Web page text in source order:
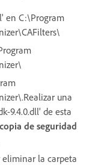
en C:\Program
una
9.4.0.dll' de esta
de seguridad
eliminar la carpeta